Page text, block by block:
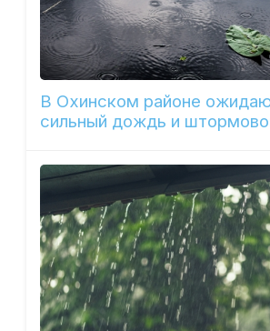
В Охинском районе
сильный дождь и